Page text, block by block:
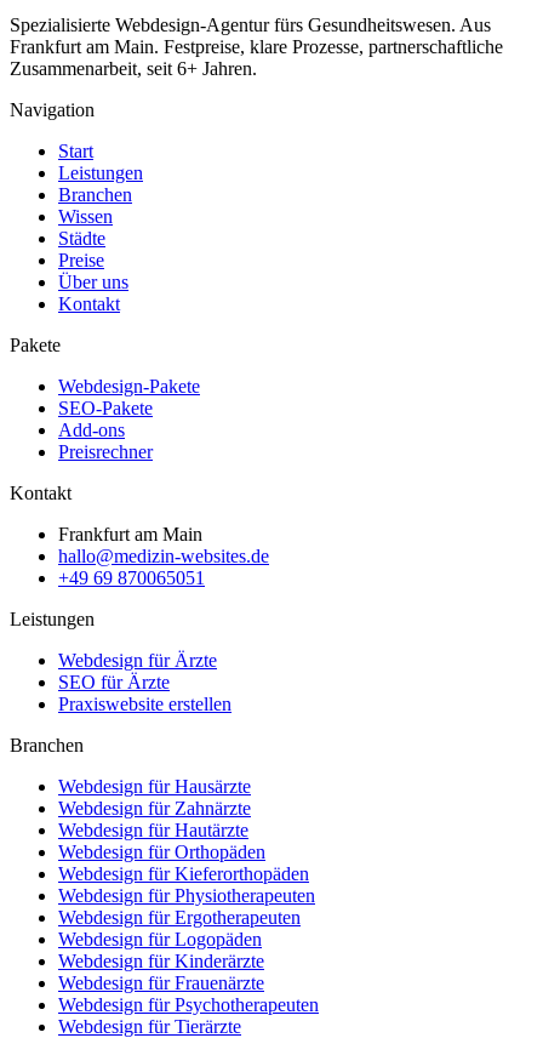
Spezialisierte Webdesign-Agentur fürs Gesundheitswesen. Aus
Frankfurt am Main. Festpreise, klare Prozesse, partnerschaftliche
Zusammenarbeit, seit 6+ Jahren.
Navigation
Start
Leistungen
Branchen
Wissen
Städte
Preise
Über uns
Kontakt
Pakete
Webdesign-Pakete
SEO-Pakete
Add-ons
Preisrechner
Kontakt
Frankfurt am Main
hallo@medizin-websites.de
+49 69 870065051
Leistungen
Webdesign für Ärzte
SEO für Ärzte
Praxiswebsite erstellen
Branchen
Webdesign fürHausärzte
Webdesign für Zahnärzte
Webdesign fürHautärzte
Webdesign fürOrthopäden
Webdesign fürKieferorthopäden
Webdesign fürPhysiotherapeuten
Webdesign fürErgotherapeuten
Webdesign fürLogopäden
Webdesign fürKinderärzte
Webdesign fürFrauenärzte
Webdesign fürPsychotherapeuten
Webdesign fürTierärzte